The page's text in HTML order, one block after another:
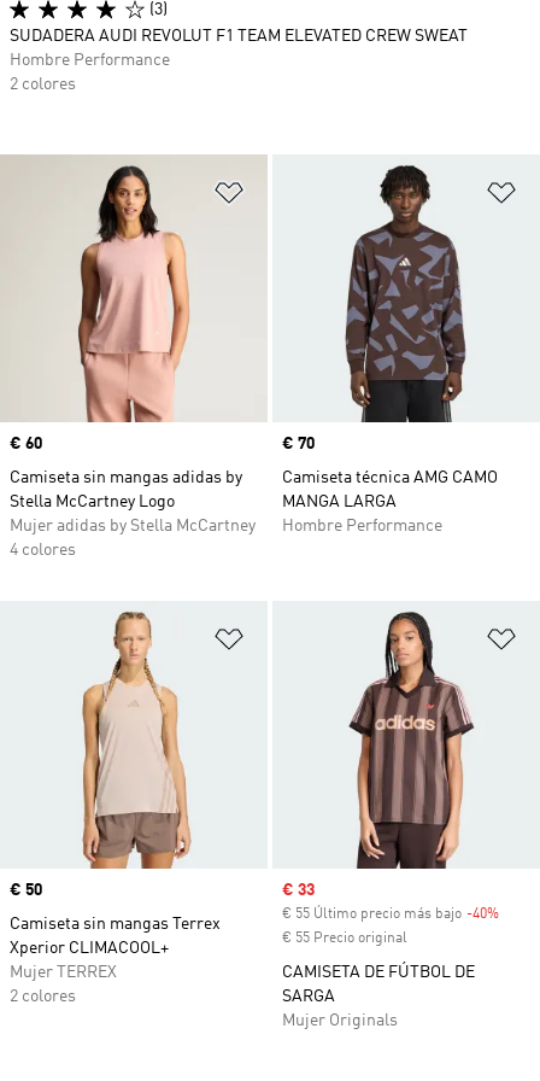
Añadir a la lista de deseos
Precio
€ 60
Camiseta sin mangas adidas by
Stella McCartney Logo
Mujer adidas by Stella McCartney
4 colores
Precio
€ 70
Camiseta técnica AMG CAMO
MANGA LARGA
Hombre Performance
Añadir a la lista de deseos
Precio
€ 50
Camiseta sin mangas Terrex
Xperior CLIMACOOL+
Mujer TERREX
2 colores
Precio de venta
€ 33
€ 55 Último precio más bajo -40%
€ 55 Precio original
CAMISETA DE FÚTBOL DE
SARGA
Mujer Originals
(3)
SUDADERA AUDI REVOLUT F1 TEAM ELEVATED CREW SWEAT
Hombre Performance
2 colores